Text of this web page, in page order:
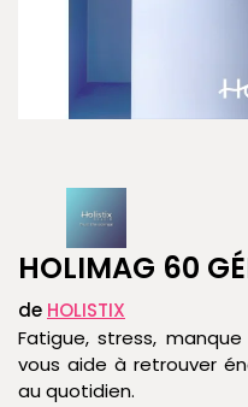
HOLIMAG 60
de HOLISTIX
Fatigue, stress,
vous aide à retrouver
au quotidien.